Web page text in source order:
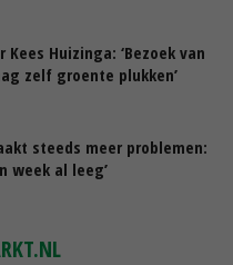
Huizinga: ‘Bezoek van
zelf groente plukken’
steeds meer problemen:
week al leeg’